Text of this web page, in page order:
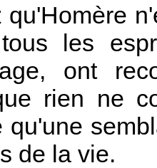
qu'Homère
les
ont
rien ne
qu'une
de la vie.